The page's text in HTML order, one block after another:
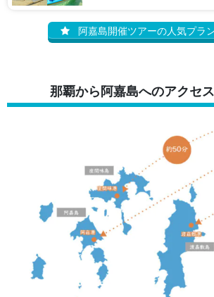
阿嘉島開催ツアーの人気プラ
那覇から阿嘉島へのアクセ